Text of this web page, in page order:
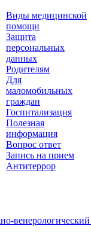
Виды медицинской
помощи
Защита
персональных
данных
Родителям
Для
маломобильных
граждан
Госпитализация
Полезная
информация
Вопрос ответ
Запись на прием
Антитеррор